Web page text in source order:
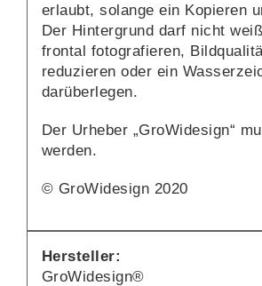
erlaubt, solange ein Kopieren
Der Hintergrund darf nicht
frontal fotografieren,
reduzieren oder ein
darüberlegen.
Der Urheber „GroWidesign“
werden.
© GroWidesign 2020
Hersteller:
GroWidesign®